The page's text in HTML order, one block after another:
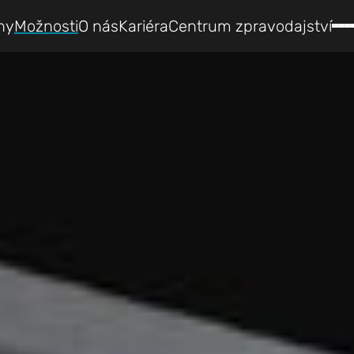
MožnostiO násKariéraCentrum zpravodajství